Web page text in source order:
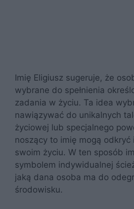
Imię Eligiusz sugeruje, że
wybrane do spełnienia
zadania w życiu. Ta idea
nawiązywać do unikalnych
życiowej lub specjalnego
noszący to imię mogą odkryć
swoim życiu. W ten sposób
symbolem indywidualnej
jaką dana osoba ma do
środowisku.